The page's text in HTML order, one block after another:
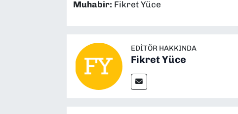
Muhabir: Fikret Yüce
EDITÖR HAKKINDA
Fikret Yüce